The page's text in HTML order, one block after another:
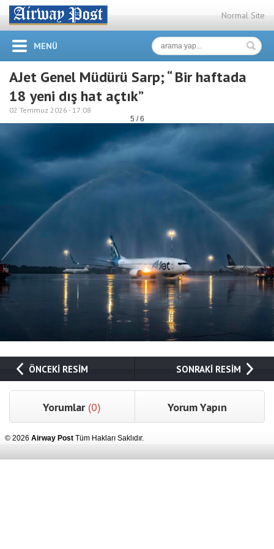
Normal Site
MENÜ
AJet Genel Müdürü Sarp; “ Bir haftada
18 yeni dış hat açtık”
02 Temmuz 2026 - 17:08
5 / 6
ÖNCEKİ RESİM SONRAKİ RESİM
Yorumlar (0) Yorum Yapın
© 2026 Airway Post Tüm Hakları Saklıdır.